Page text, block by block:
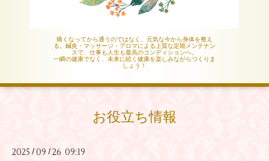
痛くなってから通うのではなく、元気な今から身体を整え
る。鍼灸・マッサージ・アロマによる上質な定期メンテナン
スで、仕事も人生も最高のコンディションへ。
一瞬の健康でなく、未来に続く健康を楽しみながらつくりま
しょう！
お役立ち情報
2025 /09 /26 09:19